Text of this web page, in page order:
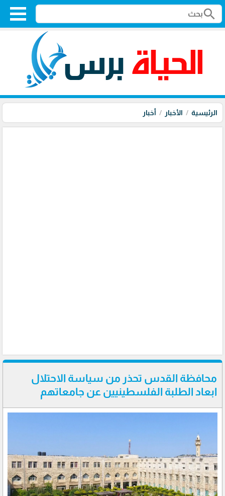
search
الرئيسية الأخبار أخبار
محافظة القدس تحذر من سياسة الاحتلال
ابعاد الطلبة الفلسطينيين عن جامعاتهم